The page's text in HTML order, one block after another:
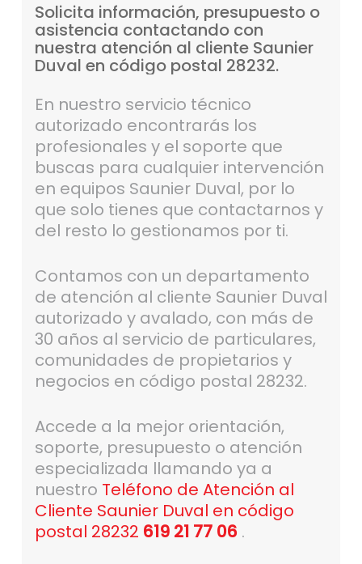
Solicita información, presupuesto o
asistencia contactando con
nuestra atención al cliente Saunier
Duval en código postal 28232.
En nuestro servicio técnico
autorizado encontrarás los
profesionales y el soporte que
buscas para cualquier intervención
en equipos Saunier Duval, por lo
que solo tienes que contactarnos y
del resto lo gestionamos por ti.
Contamos con un departamento
de atención al cliente Saunier Duval
autorizado y avalado, con más de
30 años al servicio de particulares,
comunidades de propietarios y
negocios en código postal 28232.
Accede a la mejor orientación,
soporte, presupuesto o atención
especializada llamando ya a
nuestro Teléfono de Atención al
Cliente Saunier Duval en código
postal 28232 619 21 77 06 .